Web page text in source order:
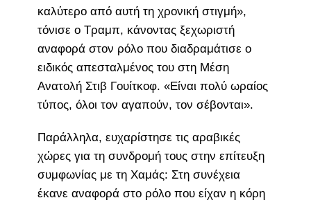
καλύτερο από αυτή τη χρονική στιγμή»,
τόνισε ο Τραμπ, κάνοντας ξεχωριστή
αναφορά στον ρόλο που διαδραμάτισε ο
ειδικός απεσταλμένος του στη Μέση
Ανατολή Στιβ Γουίτκοφ. «Είναι πολύ ωραίος
τύπος, όλοι τον αγαπούν, τον σέβονται».
Παράλληλα, ευχαρίστησε τις αραβικές
χώρες για τη συνδρομή τους στην επίτευξη
συμφωνίας με τη Χαμάς: Στη συνέχεια
έκανε αναφορά στο ρόλο που είχαν η κόρη